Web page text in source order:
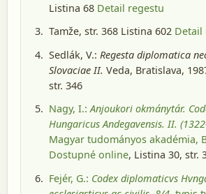
Listina 68 Detail regestu
Tamže, str. 368 Listina 602 Detail
Sedlák, V.: Regesta diplomatica
Slovaciae II. Veda, Bratislava,
str. 346
Nagy, I.:Anjoukori okmánytár.
Hungaricus Andegavensis. II.
Magyar tudományos akadémia,
Dostupné online, Listina 30, str.
Fejér, G.: Codex diplomaticvs